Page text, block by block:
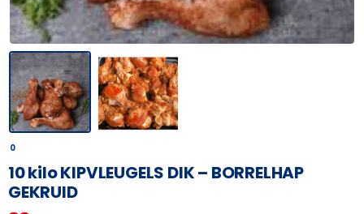
0
10 kilo KIPVLEUGELS DIK – BORRELHAP
GEKRUID